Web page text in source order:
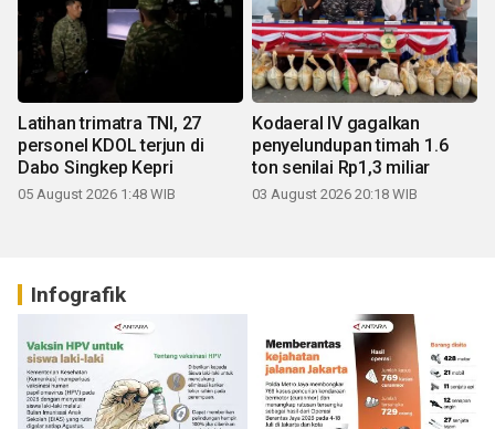
Latihan trimatra TNI, 27
personel KDOL terjun di
Dabo Singkep Kepri
05 August 2026 1:48 WIB
Kodaeral IV gagalkan
penyelundupan timah 1.6
ton senilai Rp1,3 miliar
03 August 2026 20:18 WIB
Infografik